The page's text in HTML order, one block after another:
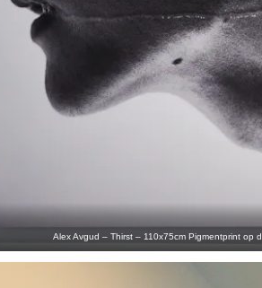
Alex Avgud – Thirst – 110x75cm Pigmentprint op